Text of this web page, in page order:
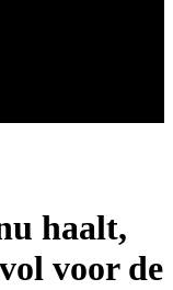
haalt,
voor de